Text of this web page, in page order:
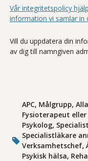
Vår integritetspolicy
information vi samlar in
Vill du uppdatera din
av dig till namngiven
APC, Målgrupp,
Fysioterapeut
Psykolog,
Specialistläkare
Verksamhetschef,
Psykisk hälsa,